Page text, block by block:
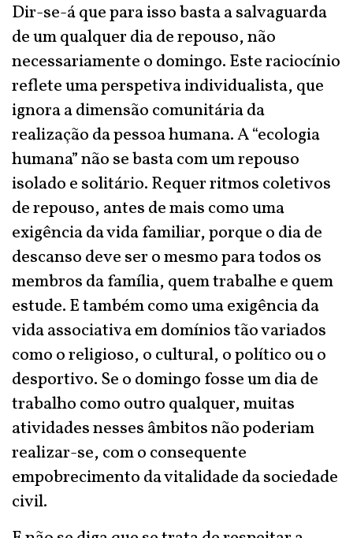
Dir-se-á que para isso basta a salvaguarda
de um qualquer dia de repouso, não
necessariamente o domingo. Este raciocínio
reflete uma perspetiva individualista, que
ignora a dimensão comunitária da
realização da pessoa humana. A “ecologia
humana” não se basta com um repouso
isolado e solitário. Requer ritmos coletivos
de repouso, antes de mais como uma
exigência da vida familiar, porque o dia de
descanso deve ser o mesmo para todos os
membros da família, quem trabalhe e quem
estude. E também como uma exigência da
vida associativa em domínios tão variados
como o religioso, o cultural, o político ou o
desportivo. Se o domingo fosse um dia de
trabalho como outro qualquer, muitas
atividades nesses âmbitos não poderiam
realizar-se, com o consequente
empobrecimento da vitalidade da sociedade
civil.